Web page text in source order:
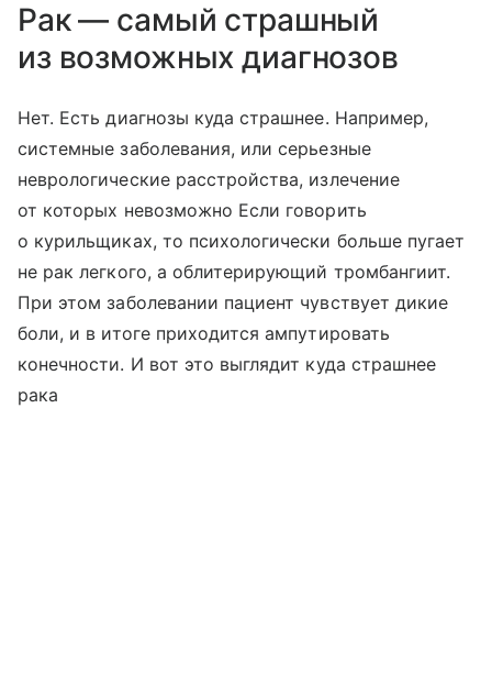
Рак — самый страшный
из возможных диагнозов
Нет. Есть диагнозы куда страшнее. Например,
системные заболевания, или серьезные
неврологические расстройства, излечение
от которых невозможно Если говорить
о курильщиках, то психологически больше пугает
не рак легкого, а облитерирующий тромбангиит.
При этом заболевании пациент чувствует дикие
боли, и в итоге приходится ампутировать
конечности. И вот это выглядит куда страшнее
рака